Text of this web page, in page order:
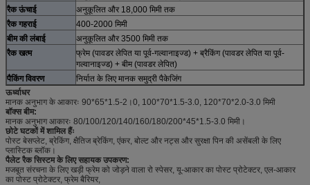
रैक ऊंचाई
अनुकूलित और 18,000 मिमी तक
रैक गहराई
400-2000 मिमी
बीम की लंबाई
अनुकूलित और 3500 मिमी तक
रैक खत्म
फ्रेम (पावडर लेपित या पूर्व-गल्वानाइज्ड) + ब्रैकिंग (पावडर लेपित या पूर्व-
गल्वानाइज्ड) + बीम (पावडर लेपित)
पैकिंग विवरण
निर्यात के लिए मानक समुद्री पैकेजिंग
ऊर्ध्वाधर
मानक अनुभाग के आकारः 90*65*1.5-2।0, 100*70*1.5-3.0, 120*70*2.0-3.0 मिमी
बॉक्स बीम:
मानक अनुभाग आकारः 80/100/120/140/160/180/200*45*1.5-3.0 मिमी।
छोटे घटकों में शामिल हैंः
पोस्ट बेसप्लेट, ब्रेकिंग, क्षैतिज ब्रेकिंग, एंकर, बोल्ट और नट्स और सुरक्षा पिन की असेंबली के लिए
प्लास्टिक ब्लॉक।
पैलेट रैक सिस्टम के लिए सहायक उपकरण:
मजबूत संरचना के लिए खड़ी फ्रेम को जोड़ने वाला रो स्पेसर, यू-आकार का पोस्ट प्रोटेक्टर, एल-आकार
का पोस्ट प्रोटेक्टर, फ्रेम बैरियर,